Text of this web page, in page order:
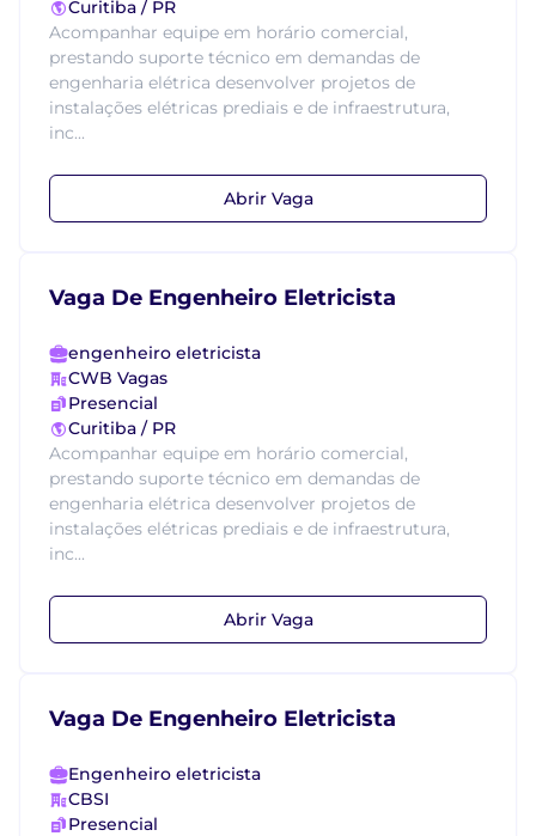
Curitiba / PR
Acompanhar equipe em horário comercial,
prestando suporte técnico em demandas de
engenharia elétrica desenvolver projetos de
instalações elétricas prediais e de infraestrutura,
inc...
Abrir Vaga
Vaga De Engenheiro Eletricista
engenheiro eletricista
CWB Vagas
Presencial
Curitiba / PR
Acompanhar equipe em horário comercial,
prestando suporte técnico em demandas de
engenharia elétrica desenvolver projetos de
instalações elétricas prediais e de infraestrutura,
inc...
Abrir Vaga
Vaga De Engenheiro Eletricista
Engenheiro eletricista
CBSI
Presencial